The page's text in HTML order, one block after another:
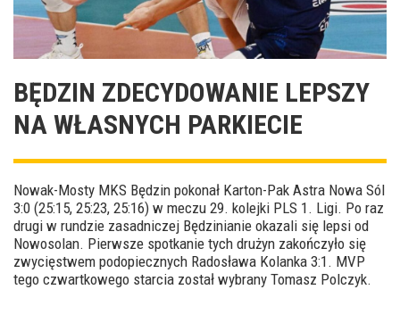
BĘDZIN ZDECYDOWANIE LEPSZY
NA WŁASNYCH PARKIECIE
Nowak-Mosty MKS Będzin pokonał Karton-Pak Astra Nowa Sól
3:0 (25:15, 25:23, 25:16) w meczu 29. kolejki PLS 1. Ligi. Po raz
drugi w rundzie zasadniczej Będzinianie okazali się lepsi od
Nowosolan. Pierwsze spotkanie tych drużyn zakończyło się
zwycięstwem podopiecznych Radosława Kolanka 3:1. MVP
tego czwartkowego starcia został wybrany Tomasz Polczyk.